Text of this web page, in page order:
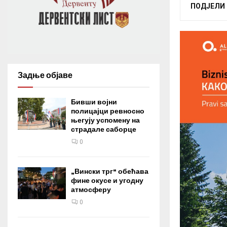
ПОДЈЕЛИ
Задње објаве
Бивши војни
полицајци ревносно
његују успомену на
страдале саборце
0
„Вински трг“ обећава
фине окусе и угодну
атмосферу
0